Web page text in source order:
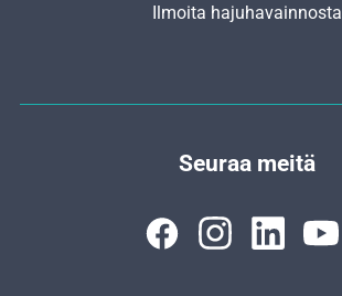
Ilmoita hajuhavainnosta
Seuraa meitä